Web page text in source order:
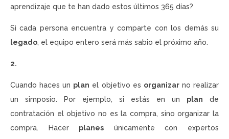
aprendizaje que te han dado estos últimos 365 días?
Si cada persona encuentra y comparte con los demás su
legado, el equipo entero será más sabio el próximo año.
2.
Cuando haces un plan el objetivo es organizarno realizar
un simposio. Por ejemplo, si estás en un plan de
contratación el objetivo no es la compra, sino organizar la
compra. Hacer planes únicamente con expertos